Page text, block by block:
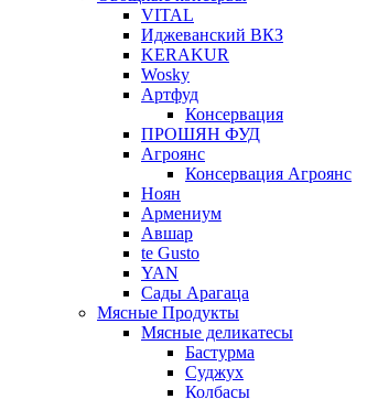
VITAL
Иджеванский ВКЗ
KERAKUR
Wosky
Артфуд
Консервация
ПРОШЯН ФУД
Агроянс
Консервация Агроянс
Ноян
Армениум
Авшар
te Gusto
YAN
Сады Арагаца
Мясные Продукты
Мясные деликатесы
Бастурма
Суджух
Колбасы